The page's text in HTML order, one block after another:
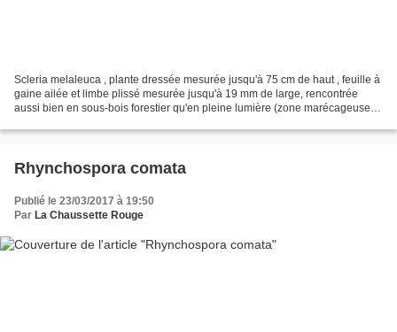
Scleria melaleuca , plante dressée mesurée jusqu'à 75 cm de haut , feuille à
gaine ailée et limbe plissé mesurée jusqu'à 19 mm de large, rencontrée
aussi bien en sous-bois forestier qu'en pleine lumière (zone marécageuse
Rhynchospora comata
Publié le 23/03/2017 à 19:50
Par La Chaussette Rouge